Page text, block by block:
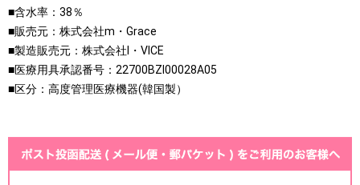
■含水率：38％
■販売元：株式会社m・Grace
■製造販売元：株式会社I・VICE
■医療用具承認番号：22700BZI00028A05
■区分：高度管理医療機器(韓国製）